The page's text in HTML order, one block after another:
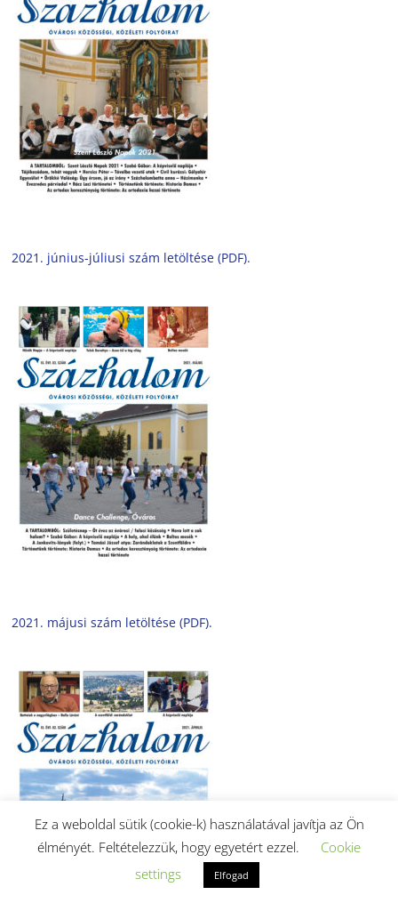
2021. június-júliusi szám letöltése (PDF).
2021. májusi szám letöltése (PDF).
Ez a weboldal sütik (cookie-k) használatával javítja az Ön
élményét. Feltételezzük, hogy egyetért ezzel.
Cookie
settings
Elfogad